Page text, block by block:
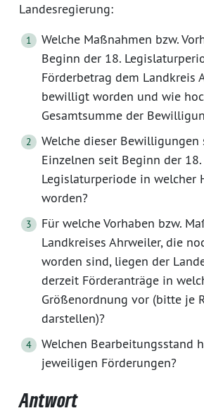
Landesregierung:
Welche Maßnahmen bzw.
Beginn der 18.
Förderbetrag dem Landkreis
bewilligt worden und wie
Gesamtsumme der
Welche dieser Bewilligungen
Einzelnen seit Beginn der 18.
Legislaturperiode in welcher
worden?
Für welche Vorhaben bzw.
Landkreises Ahrweiler, die
worden sind, liegen der
derzeit Förderanträge in
Größenordnung vor (bitte je
darstellen)?
Welchen Bearbeitungsstand
jeweiligen Förderungen?
Antwort